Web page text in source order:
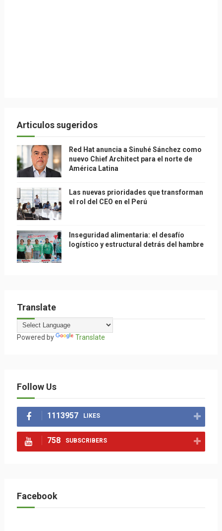
Articulos sugeridos
Red Hat anuncia a Sinuhé Sánchez como
nuevo Chief Architect para el norte de
América Latina
Las nuevas prioridades que transforman
el rol del CEO en el Perú
Inseguridad alimentaria: el desafío
logístico y estructural detrás del hambre
Translate
Powered by Translate
Follow Us
1113957 LIKES
758 SUBSCRIBERS
Facebook